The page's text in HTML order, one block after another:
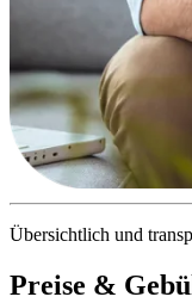
Übersichtlich und
Preise &